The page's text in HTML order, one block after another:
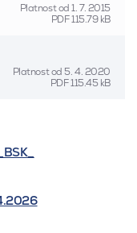
Platnost od1. 7. 2015
PDF115.79 kB
Platnost od 5. 4. 2020
PDF115.45 kB